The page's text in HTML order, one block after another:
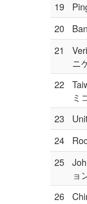
19
20
21
ニ
22
ミ
23
24
25
ョ
26